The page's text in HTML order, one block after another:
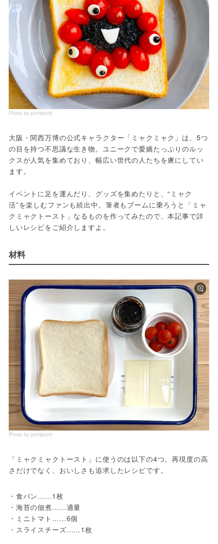
Photo by pomipomi
大阪・関西万博の公式キャラクター「ミャクミャク」は、5つ
の目を持つ不思議な生き物。ユニークで愛嬌たっぷりのルッ
クスが人気を集めており、幅広い世代の人たちを虜にしてい
ます。
イベントに足を運んだり、グッズを集めたりと、“ミャク
活”を楽しむファンも続出中。筆者もブームに乗ろうと「ミャ
クミャクトースト」なるものを作ってみたので、本記事で詳
しいレシピをご紹介しますよ。
材料
Photo by pomipomi
「ミャクミャクトースト」に使うのは以下の4つ。再現度の高
さだけでなく、おいしさも追求したレシピです。
・食パン……1枚
・海苔の佃煮……適量
・ミニトマト……6個
・スライスチーズ……1枚